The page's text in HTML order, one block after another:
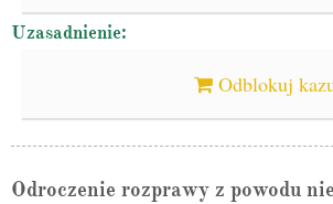
Uzasadnienie:
Odblokuj
Odroczenie rozprawy z powodu